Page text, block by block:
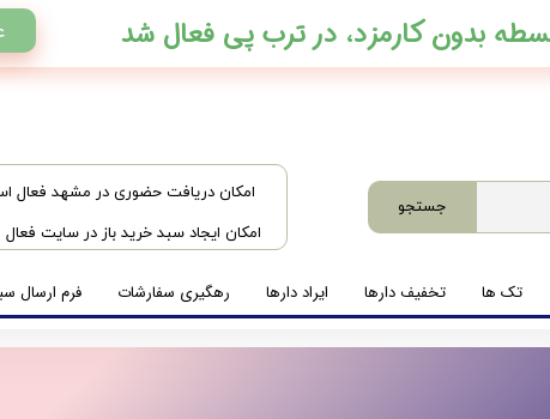
​امکان دریافت حضوری در مشهد فعال
امکان ایجاد سبد خرید باز در سایت
جستجو
تک ها تخفیف دارها ایراد دارها رهگیری سفارشات فرم ارسال